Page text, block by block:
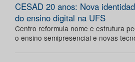
CESAD 20 anos: Nova
do ensino digital na UFS
Centro reformula nome e estrutura
o ensino semipresencial e novas